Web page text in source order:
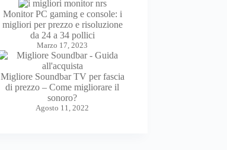
Monitor PC gaming e console: i
migliori per prezzo e risoluzione
da 24 a 34 pollici
Marzo 17, 2023
Migliore Soundbar TV per fascia
di prezzo – Come migliorare il
sonoro?
Agosto 11, 2022